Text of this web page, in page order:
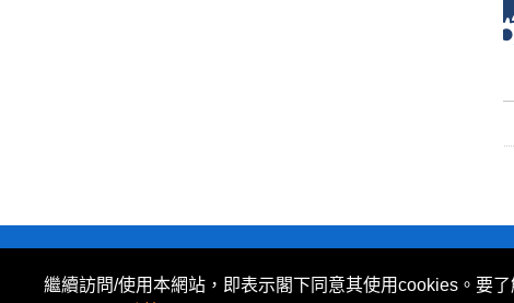
繼續訪問/使用本網站，即表示閣下同意其使用cookies。要
所有資料或訊息僅作為參考之用。股票報價由